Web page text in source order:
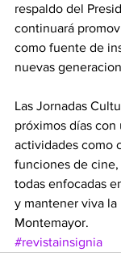
respaldo del
continuará
como fuente de
nuevas
Las Jornadas
próximos días con
actividades como
funciones de
todas enfocadas
y mantener viva la
Montemayor.
#revistainsignia